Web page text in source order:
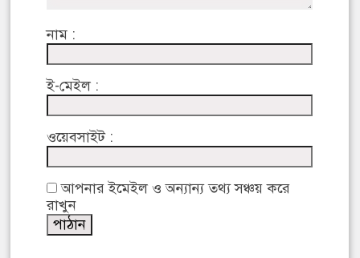
নাম :
ই-মেইল :
ওয়েবসাইট :
আপনার ইমেইল ও অন্যান্য তথ্য সঞ্চয় করে
রাখুন